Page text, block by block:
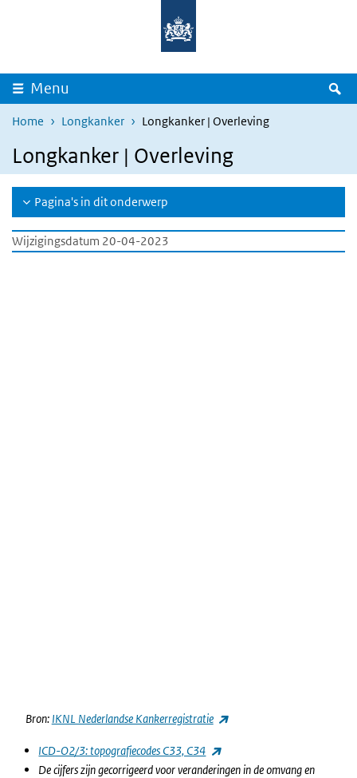
Overslaan en naar de inhoud gaan
Menu
Home Longkanker Longkanker | Overleving
Longkanker | Overleving
Pagina's in dit onderwerp
Wijzigingsdatum 20-04-2023
Bron: IKNL Nederlandse Kankerregistratie (externe link)
ICD-O2/3: topografiecodes C33, C34
(externe link)
De cijfers zijn gecorrigeerd voor veranderingen in de omvang en